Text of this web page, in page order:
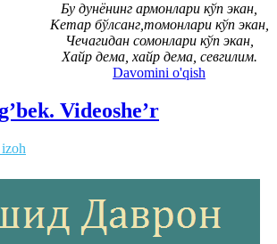
Бу дунёнинг армонлари кўп экан,
Кетар бўлсанг,томонлари кўп экан,
Чечагидан сомонлари кўп экан,
Хайр дема, хайр дема, севгилим.
Davomini o'qish
Videoshe’r